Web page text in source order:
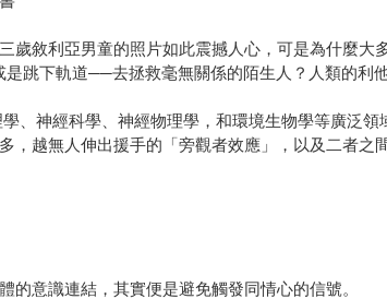
敘利亞男童的照片如此震撼人心，可是為什麼大
下軌道──去拯救毫無關係的陌生人？人類的利
神經科學、神經物理學，和環境生物學等廣泛領
越無人伸出援手的「旁觀者效應」，以及二者
意識連結，其實便是避免觸發同情心的信號。